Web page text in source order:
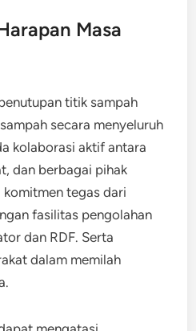
Masa
titik sampah
secara menyeluruh
kolaborasi aktif antara
dan berbagai pihak
tegas dari
fasilitas pengolahan
dan RDF. Serta
dalam memilah